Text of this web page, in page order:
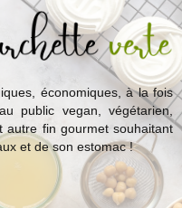
économiques, à la fois
public vegan, végétarien,
autre fin gourmet souhaitant
et de son estomac !